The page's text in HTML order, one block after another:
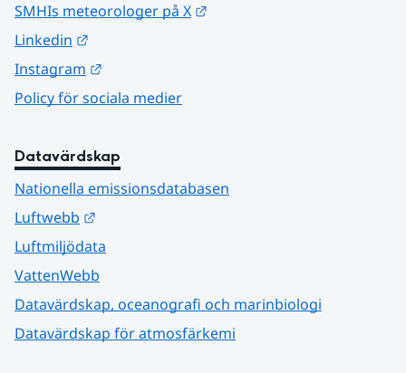
SMHIs meteorologer på X
Linkedin
Instagram
Policy för sociala medier
Datavärdskap
Nationella emissionsdatabasen
Luftwebb
Luftmiljödata
VattenWebb
Datavärdskap, oceanografi och marinbiologi
Datavärdskap för atmosfärkemi